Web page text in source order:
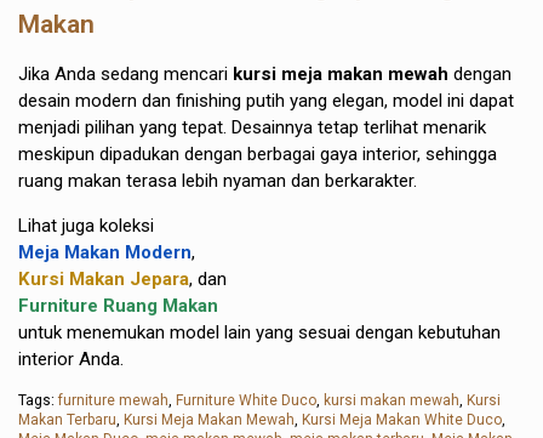
Makan
Jika Anda sedang mencari kursi meja makan mewah dengan
desain modern dan finishing putih yang elegan, model ini dapat
menjadi pilihan yang tepat. Desainnya tetap terlihat menarik
meskipun dipadukan dengan berbagai gaya interior, sehingga
ruang makan terasa lebih nyaman dan berkarakter.
Lihat juga koleksi
Meja Makan Modern,
Kursi Makan Jepara, dan
Furniture Ruang Makan
untuk menemukan model lain yang sesuai dengan kebutuhan
interior Anda.
Tags:furniture mewah Furniture White Duco kursi makan mewah Kursi
Makan Terbaru Kursi Meja Makan Mewah Kursi Meja Makan White Duco